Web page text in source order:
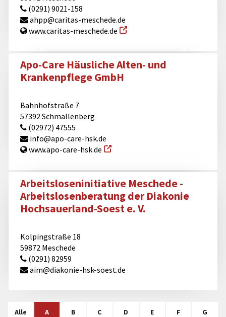
(0291) 9021-158
ahpp@​caritas-meschede.de
www.caritas-meschede.de
Apo-Care Häusliche Alten- und
Krankenpflege GmbH
Bahnhofstraße 7
57392 Schmallenberg
(02972) 47555
info@​apo-care-hsk.de
www.apo-care-hsk.de
Arbeitsloseninitiative Meschede -
Arbeitslosenberatung der Diakonie
Hochsauerland-Soest e. V.
Kolpingstraße 18
59872 Meschede
(0291) 82959
aim@​diakonie-hsk-soest.de
Alle A B C D E F G